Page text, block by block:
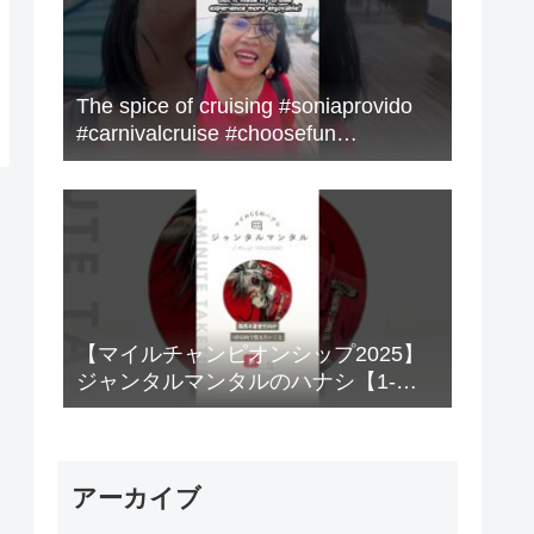
The spice of cruising #soniaprovido
#carnivalcruise #choosefun
#adventure #cruise #fun
【マイルチャンピオンシップ2025】
ジャンタルマンタルのハナシ【1-
MINUTE】#競馬
アーカイブ